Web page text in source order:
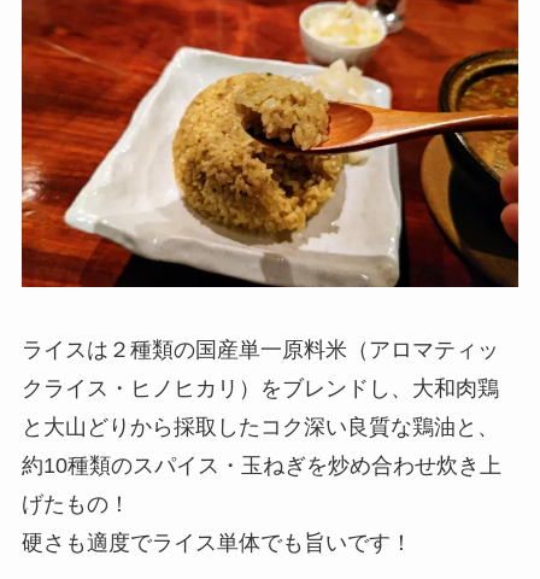
ライスは２種類の国産単一原料米（アロマティッ
クライス・ヒノヒカリ）をブレンドし、大和肉鶏
と大山どりから採取したコク深い良質な鶏油と、
約10種類のスパイス・玉ねぎを炒め合わせ炊き上
げたもの！
硬さも適度でライス単体でも旨いです！